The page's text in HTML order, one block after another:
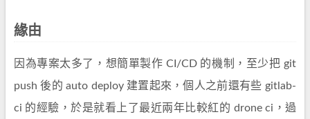
緣由
因為專案太多了，想簡單製作 CI/CD 的機制，至少把 git
push 後的 auto deploy 建置起來，個人之前還有些 gitlab-
ci 的經驗，於是就看上了最近兩年比較紅的 drone ci，過